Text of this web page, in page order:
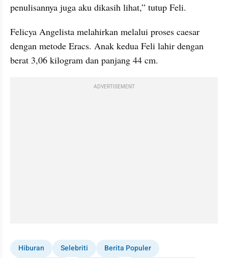
penulisannya juga aku dikasih lihat,” tutup Feli.
Felicya Angelista melahirkan melalui proses caesar
dengan metode Eracs. Anak kedua Feli lahir dengan
berat 3,06 kilogram dan panjang 44 cm.
ADVERTISEMENT
Hiburan Selebriti Berita Populer